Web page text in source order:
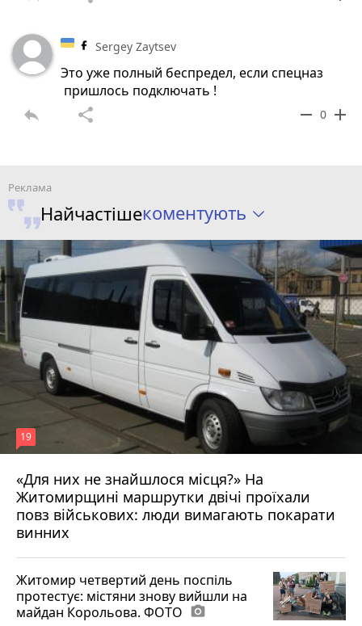
Sergey Zaytsev
Это уже полный беспредел, если спецназ
пришлось подключать !
reply share remove 0 add
Найчастішекоментують
«Для них не знайшлося місця?» На
Житомирщині маршрутки двічі проїхали
повз військових: люди вимагають покарати
винних
19
17 липня 2026 р.
Житомир четвертий день поспіль
протестує: містяни знову вийшли на
майдан Корольова. ФОТО photo_camera